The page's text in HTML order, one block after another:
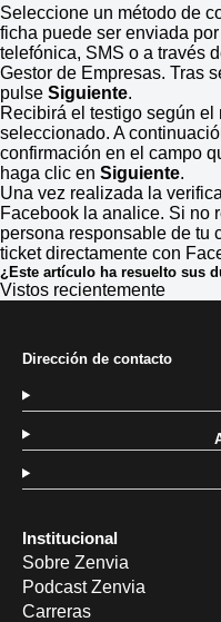
Seleccione un método de
ficha puede ser enviada
telefónica, SMS o a través
Gestor de Empresas. Tras
pulse Siguiente.
Recibirá el testigo según
seleccionado. A
confirmación en el campo
haga clic en Siguiente.
Una vez realizada la
Facebook la analice. Si no
persona responsable de tu
ticket directamente con
¿Este artículo ha resuelto sus
Vistos recientemente
Institucional
Sobre Zenvia
Podcast Zenvia
Carreras
Dirección de contacto